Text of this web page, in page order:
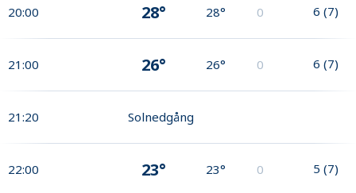
20:00 28° 28° 0 6 (7)
21:00 26° 26° 0 6 (7)
21:20 Solnedgång
22:00 23° 23° 0 5 (7)